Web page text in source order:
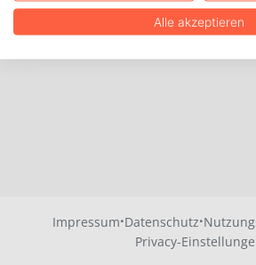
Impressum·Datenschutz·
Privacy-
Alle akzeptieren